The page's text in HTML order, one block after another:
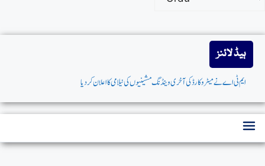
ہیڈ لائنز
ایم ٹی اے نےمیٹروکارڈکی آخری وینڈنگ مشینیوں کی نیلامی کااعلان کردیا